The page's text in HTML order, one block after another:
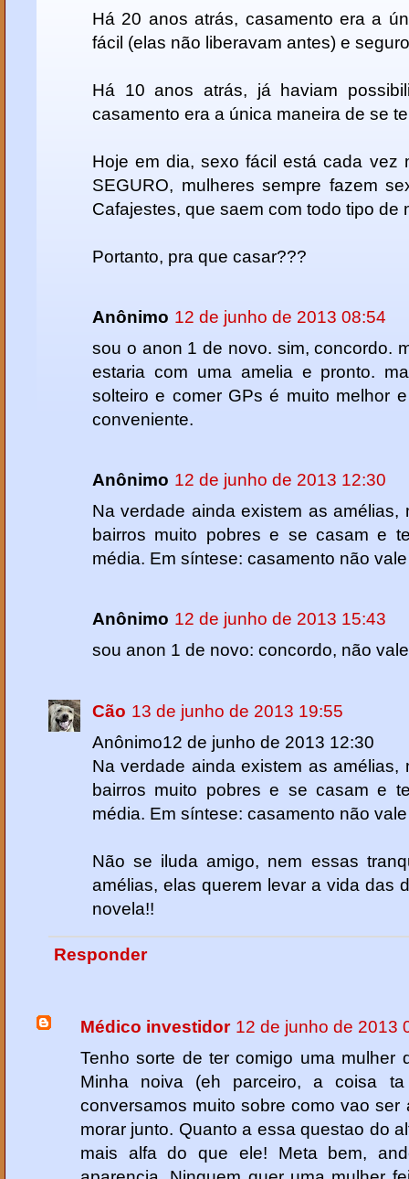
Há 20 anos atrás, casamento era a
fácil (elas não liberavam antes) e
Há 10 anos atrás, já haviam
casamento era a única maneira de se
Hoje em dia, sexo fácil está cada vez
SEGURO, mulheres sempre fazem
Cafajestes, que saem com todo tipo de
Portanto, pra que casar???
Anônimo 12 de junho de 2013 08:54
sou o anon 1 de novo. sim, concordo.
estaria com uma amelia e pronto.
solteiro e comer GPs é muito melhor
conveniente.
Anônimo 12 de junho de 2013 12:30
Na verdade ainda existem as
bairros muito pobres e se casam e
média. Em síntese: casamento não
Anônimo 12 de junho de 2013 15:43
sou anon 1 de novo: concordo, não
Cão 13 de junho de 2013 19:55
Anônimo12 de junho de 2013 12:30
Na verdade ainda existem as
bairros muito pobres e se casam e
média. Em síntese: casamento não
Não se iluda amigo, nem essas
amélias, elas querem levar a vida das
novela!!
Responder
Médico investidor 12 de junho de 2013
Tenho sorte de ter comigo uma mulher
Minha noiva (eh parceiro, a coisa
conversamos muito sobre como vao
morar junto. Quanto a essa questao do
mais alfa do que ele! Meta bem,